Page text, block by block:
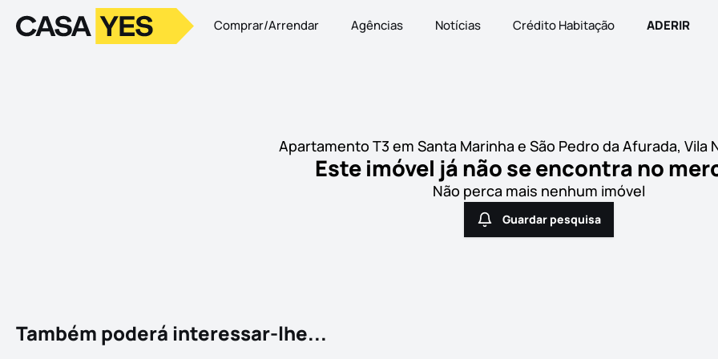
LogoIr para a homepage Comprar/Arrendar Agências Notícias Crédito Habitação ADERIR
Apartamento T3 em Santa Marinha e São Pedro da Afurada, Vila
Este imóvel já não se encontra no
Não perca mais nenhum imóvel
Guardar pesquisa
Guardar pesquisa
Também poderá interessar-lhe...